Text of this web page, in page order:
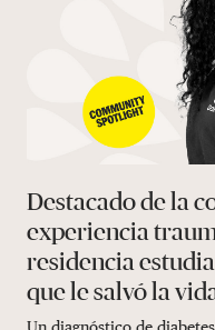
Destacado de la
experiencia
residencia
que le salvó la